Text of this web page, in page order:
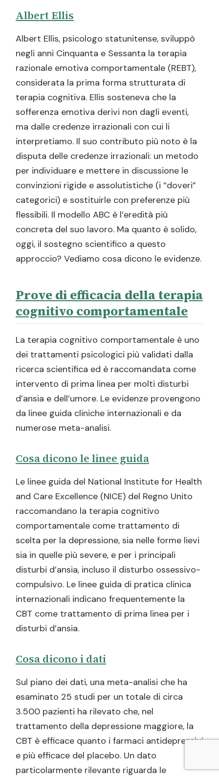
Albert Ellis
Albert Ellis, psicologo statunitense, sviluppò
negli anni Cinquanta e Sessanta la terapia
razionale emotiva comportamentale (REBT),
considerata la prima forma strutturata di
terapia cognitiva. Ellis sosteneva che la
sofferenza emotiva derivi non dagli eventi,
ma dalle credenze irrazionali con cui li
interpretiamo. Il suo contributo più noto è la
disputa delle credenze irrazionali: un metodo
per individuare e mettere in discussione le
convinzioni rigide e assolutistiche (i “doveri”
categorici) e sostituirle con preferenze più
flessibili. Il modello ABC è l’eredità più
concreta del suo lavoro. Ma quanto è solido,
oggi, il sostegno scientifico a questo
approccio? Vediamo cosa dicono le evidenze.
Prove di efficacia della terapia
cognitivo comportamentale
La terapia cognitivo comportamentale è uno
dei trattamenti psicologici più validati dalla
ricerca scientifica ed è raccomandata come
intervento di prima linea per molti disturbi
d’ansia e dell’umore. Le evidenze provengono
da linee guida cliniche internazionali e da
numerose meta-analisi.
Cosa dicono le linee guida
Le linee guida del National Institute for Health
and Care Excellence (NICE) del Regno Unito
raccomandano la terapia cognitivo
comportamentale come trattamento di
scelta per la depressione, sia nelle forme lievi
sia in quelle più severe, e per i principali
disturbi d’ansia, incluso il disturbo ossessivo-
compulsivo. Le linee guida di pratica clinica
internazionali indicano frequentemente la
CBT come trattamento di prima linea per i
disturbi d’ansia.
Cosa dicono i dati
Sul piano dei dati, una meta-analisi che ha
esaminato 25 studi per un totale di circa
3.500 pazienti ha rilevato che, nel
trattamento della depressione maggiore, la
CBT è efficace quanto i farmaci antidepressivi
e più efficace del placebo. Un dato
particolarmente rilevante riguarda le